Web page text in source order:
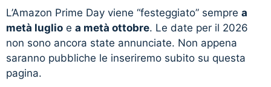
L’Amazon Prime Day viene “festeggiato” sempre a
metà luglio e a metà ottobre. Le date per il 2026
non sono ancora state annunciate. Non appena
saranno pubbliche le inseriremo subito su questa
pagina.